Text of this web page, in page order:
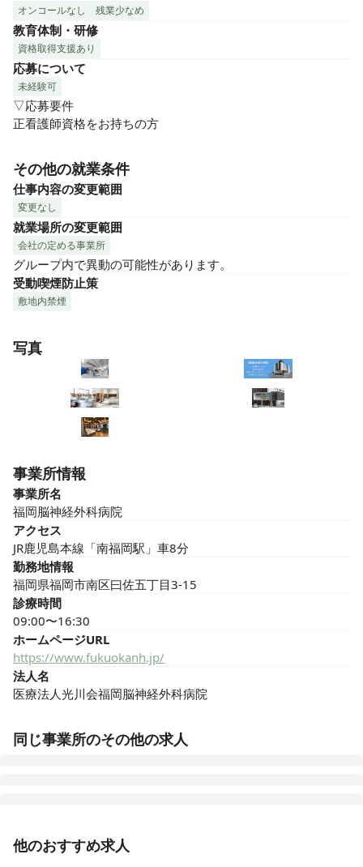
オンコールなし 残業少なめ
教育体制・研修
資格取得支援あり
応募について
未経験可
▽応募要件
正看護師資格をお持ちの方
その他の就業条件
仕事内容の変更範囲
変更なし
就業場所の変更範囲
会社の定める事業所
グループ内で異動の可能性があります。
受動喫煙防止策
敷地内禁煙
写真
事業所情報
事業所名
福岡脳神経外科病院
アクセス
JR鹿児島本線「南福岡駅」車8分
勤務地情報
福岡県福岡市南区曰佐五丁目3-15
診療時間
09:00〜16:30
ホームページURL
https://www.fukuokanh.jp/
法人名
医療法人光川会福岡脳神経外科病院
同じ事業所のその他の求人
正看護師 パート・アルバイト
※非常勤/勤務日数・勤務時間相談可◎※「ホスピタリテ
他のおすすめ求人